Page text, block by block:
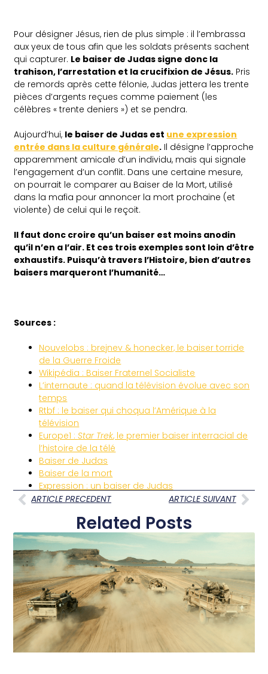
Pour désigner Jésus, rien de plus simple : il l’embrassa
aux yeux de tous afin que les soldats présents sachent
qui capturer. Le baiser de Judas signe donc la
trahison, l’arrestation et la crucifixion de Jésus. Pris
de remords après cette félonie, Judas jettera les trente
pièces d’argents reçues comme paiement (les
célèbres « trente deniers ») et se pendra.
Aujourd’hui, le baiser de Judas est une expression
entrée dans la culture générale. Il désigne l’approche
apparemment amicale d’un individu, mais qui signale
l’engagement d’un conflit. Dans une certaine mesure,
on pourrait le comparer au Baiser de la Mort, utilisé
dans la mafia pour annoncer la mort prochaine (et
violente) de celui qui le reçoit.
Il faut donc croire qu’un baiser est moins anodin
qu’il n’en a l’air. Et ces trois exemples sont loin d’être
exhaustifs. Puisqu’à travers l’Histoire, bien d’autres
baisers marqueront l’humanité…
Sources :
Nouvelobs : brejnev & honecker, le baiser torride
de la Guerre Froide
Wikipédia : Baiser Fraternel Socialiste
L’internaute : quand la télévision évolue avec son
temps
Rtbf : le baiser qui choqua l’Amérique à la
télévision
Europe1 :Star Trek, le premier baiser interracial de
l’histoire de la télé
Baiser de Judas
Baiser de la mort
Expression : un baiser de Judas
ARTICLE PRECEDENT
ARTICLE SUIVANT
Related Posts